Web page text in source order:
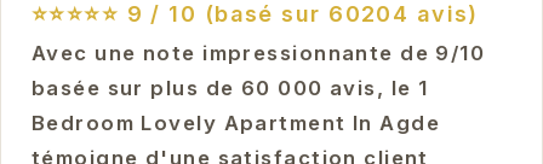
⭐⭐⭐⭐⭐ 9 / 10 (basé sur 60204 avis)
Avec une note impressionnante de 9/10
basée sur plus de 60 000 avis, le 1
Bedroom Lovely Apartment In Agde
témoigne d'une satisfaction client